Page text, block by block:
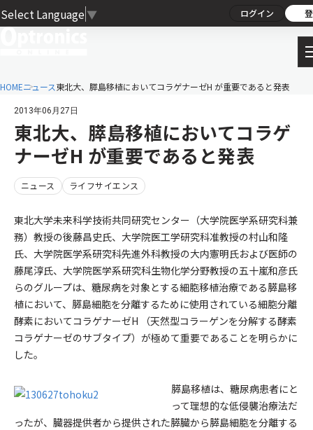
Select Language ▼ ログイン
HOMEニュース東北大、膵島移植においてコラゲナーゼH が重要であると発表
2013年06月27日
東北大、膵島移植においてコラゲ
ナーゼH が重要であると発表
ニュース ライフサイエンス
東北大学未来科学技術共同研究センター（大学院医学系研究科兼
務）教授の後藤昌史氏、大学院医工学研究科准教授の村山和隆
氏、大学院医学系研究科先進外科教授の大内憲明氏および医師の
藤尾淳氏、大学院医学系研究科生物化学分野教授の五十嵐和彦氏
らのグループは、糖尿病を対象とする細胞移植治療である膵島移
植において、膵島細胞を分離するために使用されている細胞分離
酵素においてコラゲナーゼH （天然型コラーゲンを分解する酵素
コラゲナーゼのサブタイプ）が極めて重要であることを明らかに
した。
膵島移植は、糖尿病患者にと
って理想的な低侵襲治療法だ
ったが、臓器提供者から提供された膵臓から膵島細胞を分離する